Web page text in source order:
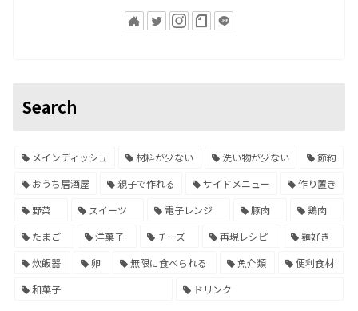
Search
メインディッシュ 材料が少ない 洗い物が少ない
節約
おうち居酒屋
親子で作れる サイドメニュー
作り置き
野菜
スイーツ 電子レンジ 豚肉
鶏肉
たまご
洋菓子 チーズ 再現レシピ
麺好き
炊飯器
卵 無限に食べられる 魚介類
便利食材
和菓子
ドリンク